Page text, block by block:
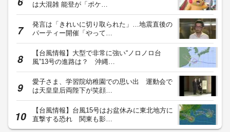
は大混雑 能登が「ポケ…
発言は「きれいに切り取られた」…地震直後の
パーティー開催「やって…
【台風情報】大型で非常に強い“ノロノロ台
風”13号の進路は？ 沖縄…
愛子さま、学習院幼稚園での思い出 運動会で
は天皇皇后両陛下が笑顔…
【台風情報】台風15号はお盆休みに東北地方に
直撃する恐れ 関東も影…